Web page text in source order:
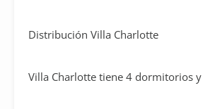
Distribución Villa Charlotte
Villa Charlotte tiene 4 dormitorios y